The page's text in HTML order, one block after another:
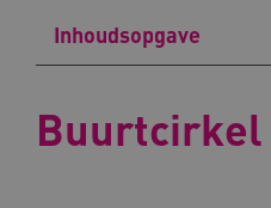
Inhoudsopgave
Buurtcirkel